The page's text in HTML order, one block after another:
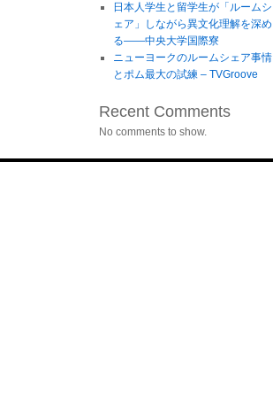
日本人学生と留学生が「ルームシ
ェア」しながら異文化理解を深め
る――中央大学国際寮
ニューヨークのルームシェア事情
とポム最大の試練 – TVGroove
Recent Comments
No comments to show.